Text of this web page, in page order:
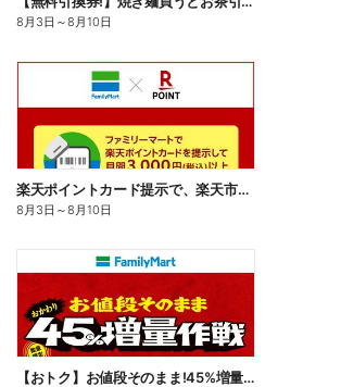
8月3日 ～8月10日
楽天ポイントカード提示で、楽天市場でのお買い物がおトクに!
8月3日 ～8月10日
【おトク】お値段そのまま!45%増量作戦!